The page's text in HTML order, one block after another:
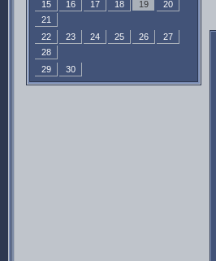
15
16 17 18 19
20
21
22
23 24 25 26
27
28
29
30